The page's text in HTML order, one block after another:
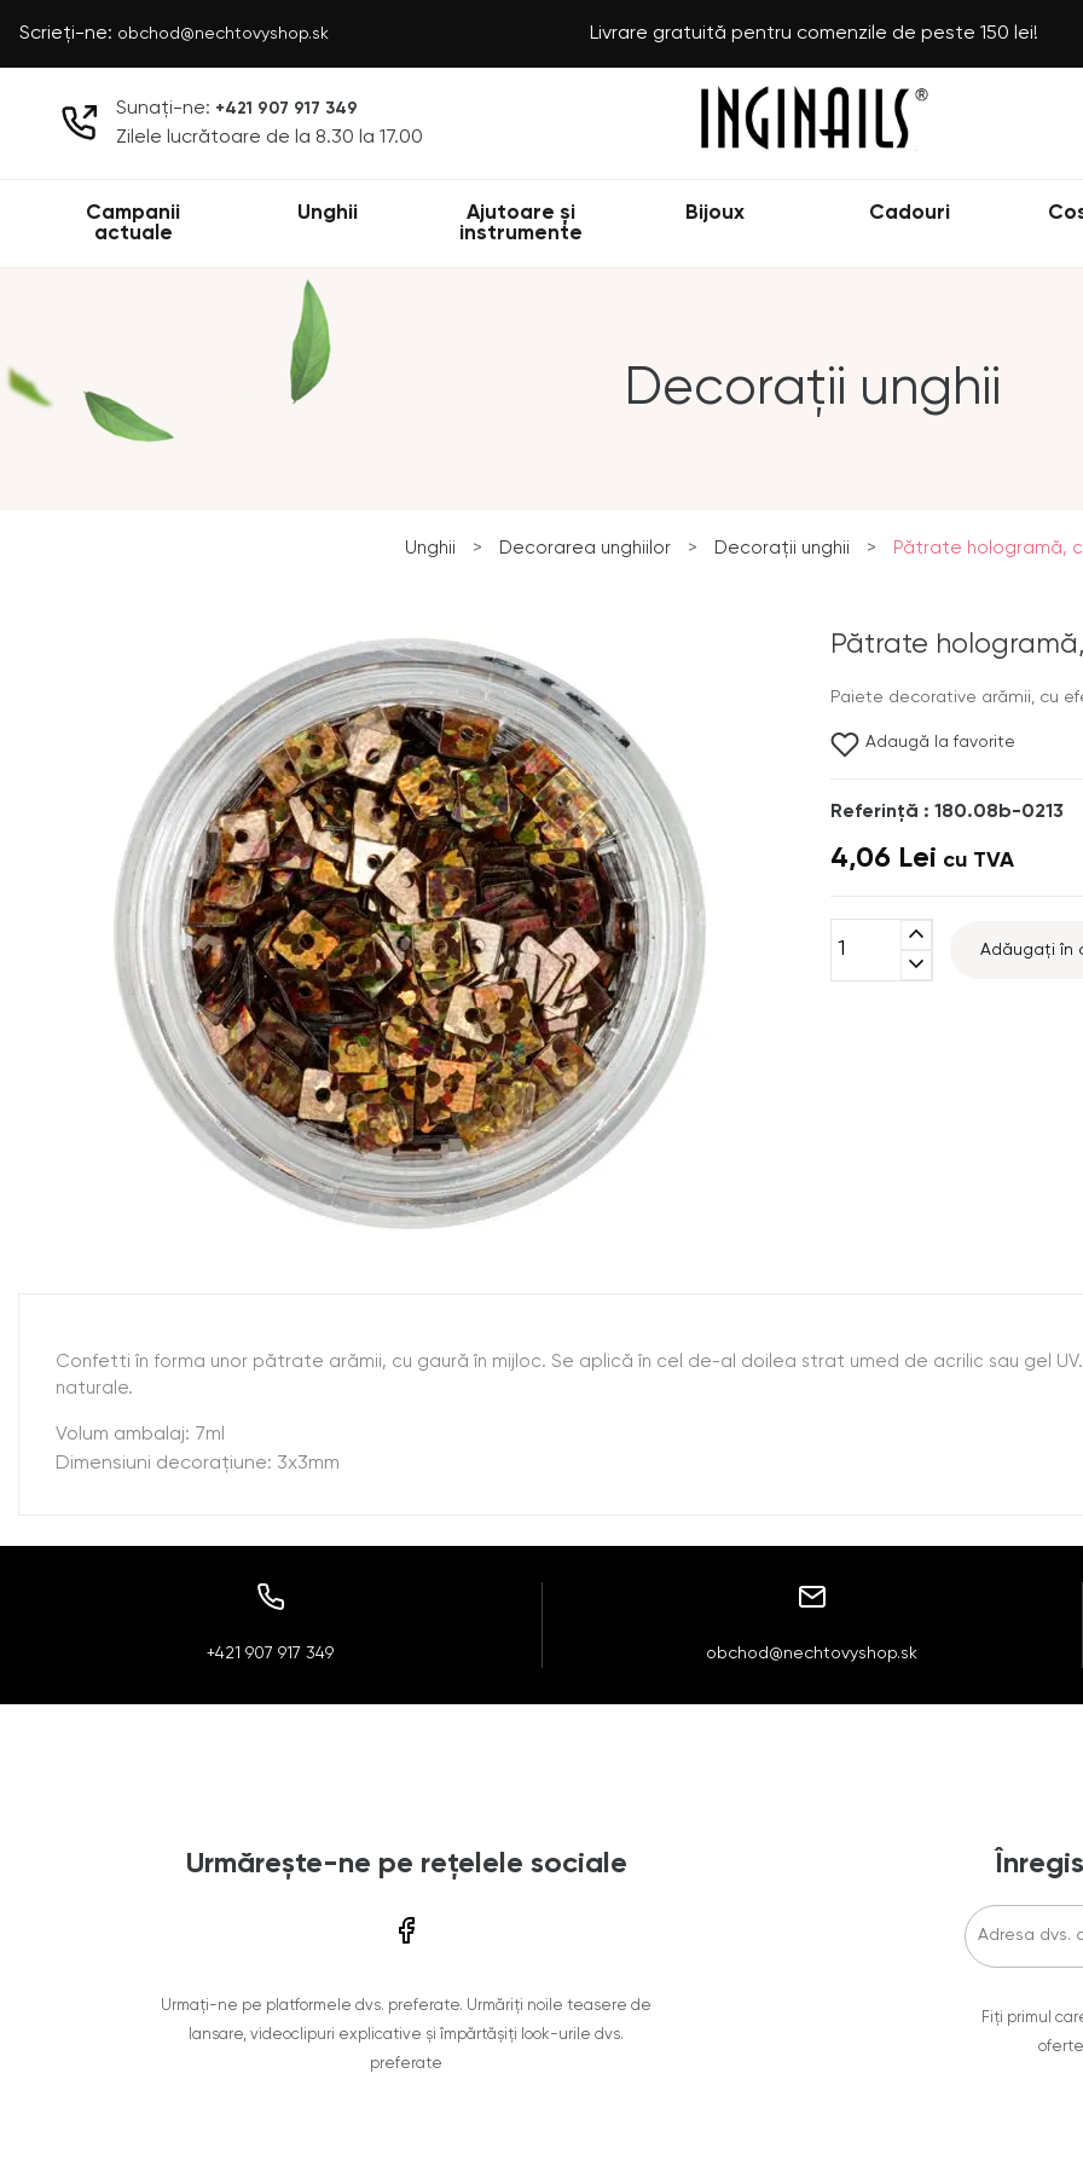
Scrieți-ne: obchod@nechtovyshop.sk Livrare gratuită pentru comenzile de peste 150 lei!
Sunați-ne: +421 907 917 349
Zilele lucrătoare de la 8.30 la 17.00
Campanii
actuale
Unghii
Ajutoare și
instrumente
Bijoux Cadouri
Decorații unghii
Unghii > Decorarea unghiilor > Decorații unghii > Pătrate hologramă,
Pătrate
Paiete decorative arămii, cu
Adaugă la favorite
Referinţă : 180.08b-0213
4,06 Lei cu TVA
expand_less
expand_more
Adăugați în
Confetti în forma unor pătrate arămii, cu gaură în mijloc. Se aplică în cel de-al doilea strat umed de acrilic sau gel
naturale.
Volum ambalaj: 7ml
Dimensiuni decoraţiune: 3x3mm
+421 907 917 349 obchod@nechtovyshop.sk
Urmărește-ne pe rețelele sociale
Urmați-ne pe platformele dvs. preferate. Urmăriți noile teasere de
lansare, videoclipuri explicative și împărtășiți look-urile dvs.
preferate
Fiți primul